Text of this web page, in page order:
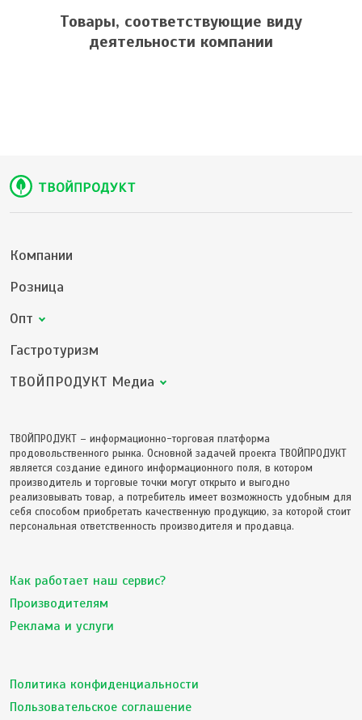
Товары, соответствующие виду
деятельности компании
Компании
Розница
Опт
Гастротуризм
ТВОЙПРОДУКТ Медиа
ТВОЙПРОДУКТ – информационно-торговая платформа
продовольственного рынка. Основной задачей проекта ТВОЙПРОДУКТ
является создание единого информационного поля, в котором
производитель и торговые точки могут открыто и выгодно
реализовывать товар, а потребитель имеет возможность удобным для
себя способом приобретать качественную продукцию, за которой стоит
персональная ответственность производителя и продавца.
Как работает наш сервис?
Производителям
Реклама и услуги
Политика конфиденциальности
Пользовательское соглашение